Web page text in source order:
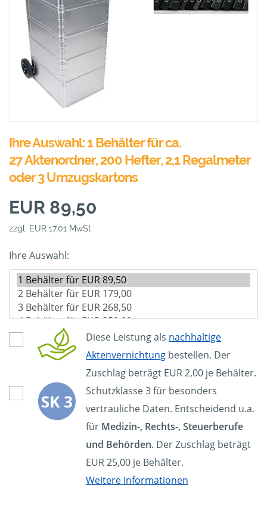
Ihre Auswahl: 1 Behälter für ca.
27 Aktenordner, 200 Hefter, 2,1 Regalmeter
oder 3 Umzugskartons
EUR 89,50
zzgl. EUR 17,01 MwSt.
Ihre Auswahl:
Diese Leistung als nachhaltige
Aktenvernichtung bestellen. Der
Zuschlag beträgt EUR 2,00 je Behälter.
Schutzklasse 3 für besonders
vertrauliche Daten. Entscheidend u.a.
für Medizin-, Rechts-, Steuerberufe
und Behörden. Der Zuschlag beträgt
EUR 25,00 je Behälter.
Weitere Informationen